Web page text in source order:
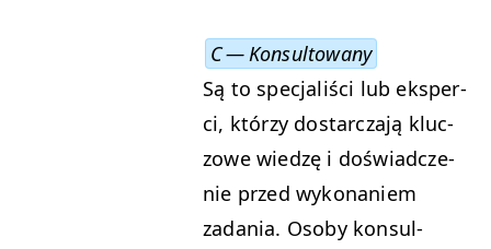
C — Konsultowany
Są to spec­jal­iś­ci lub eksper­
ci, którzy dostar­cza­ją kluc­
zowe wiedzę i doświad­cze­
nie przed wyko­naniem
zada­nia. Oso­by kon­sul­